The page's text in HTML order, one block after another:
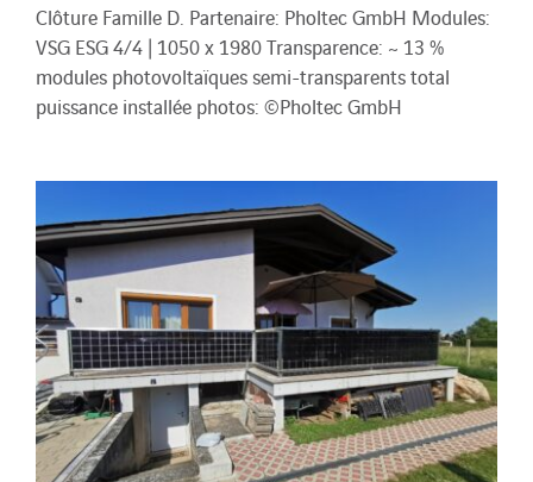
Clôture Famille D. Partenaire: Pholtec GmbH Modules:
VSG ESG 4/4 | 1050 x 1980 Transparence: ~ 13 %
modules photovoltaïques semi-transparents total
puissance installée photos: ©Pholtec GmbH